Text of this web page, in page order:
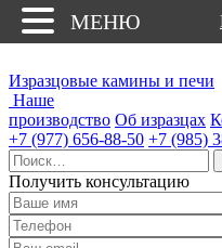
Изразцовые камины и печи
Наше
производство Об изразцах
+7 (977) 656-88-50 +7 (985)
Найти:
Получить консультацию
МЕНЮ